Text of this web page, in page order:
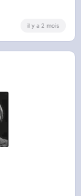
il y a 2 mois